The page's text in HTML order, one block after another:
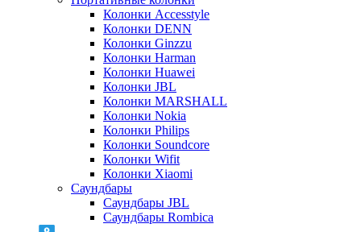
Колонки Accesstyle
Колонки DENN
Колонки Ginzzu
Колонки Harman
Колонки Huawei
Колонки JBL
Колонки MARSHALL
Колонки Nokia
Колонки Philips
Колонки Soundcore
Колонки Wifit
Колонки Xiaomi
Саундбары
Саундбары JBL
Саундбары Rombica